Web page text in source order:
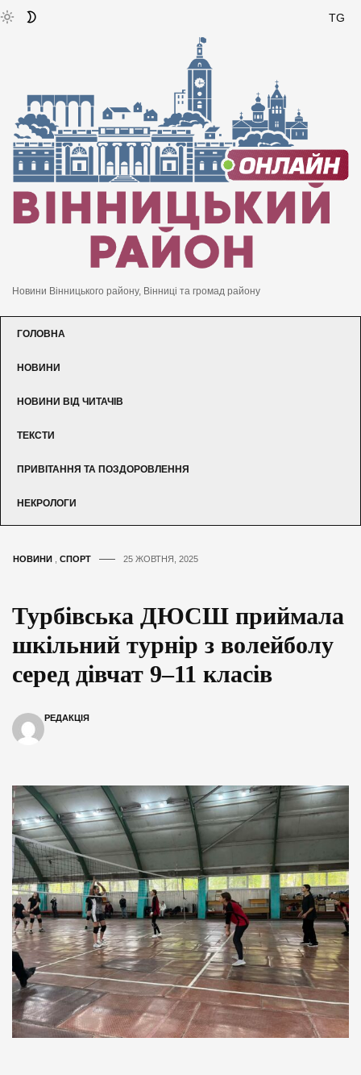
TG
Новини Вінницького району, Вінниці та громад району
ГОЛОВНА
НОВИНИ
НОВИНИ ВІД ЧИТАЧІВ
ТЕКСТИ
ПРИВІТАННЯ ТА ПОЗДОРОВЛЕННЯ
НЕКРОЛОГИ
НОВИНИ СПОРТ 25 ЖОВТНЯ, 2025
Турбівська ДЮСШ приймала
шкільний турнір з волейболу
серед дівчат 9–11 класів
РЕДАКЦІЯ